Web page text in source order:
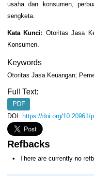
usaha dan konsumen,
sengketa.
Kata Kunci: Otoritas Jasa
Konsumen.
Keywords
Otoritas Jasa Keuangan;
Full Text:
PDF
DOI: https://doi.org/10.20961/
Refbacks
There are currently no